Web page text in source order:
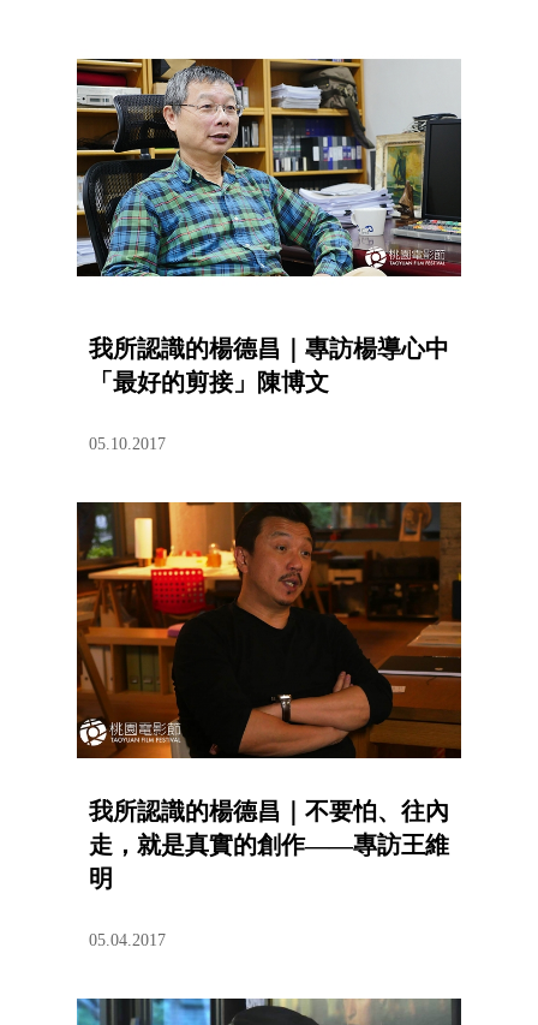
我所認識的楊德昌｜專訪楊導心中
「最好的剪接」陳博文
05.10.2017
我所認識的楊德昌｜不要怕、往內
走，就是真實的創作——專訪王維
明
05.04.2017